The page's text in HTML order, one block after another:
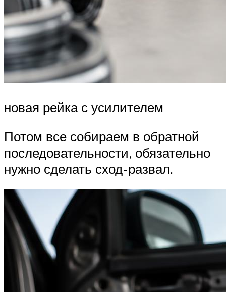
новая рейка с усилителем
Потом все собираем в обратной
последовательности, обязательно
нужно сделать сход-развал.